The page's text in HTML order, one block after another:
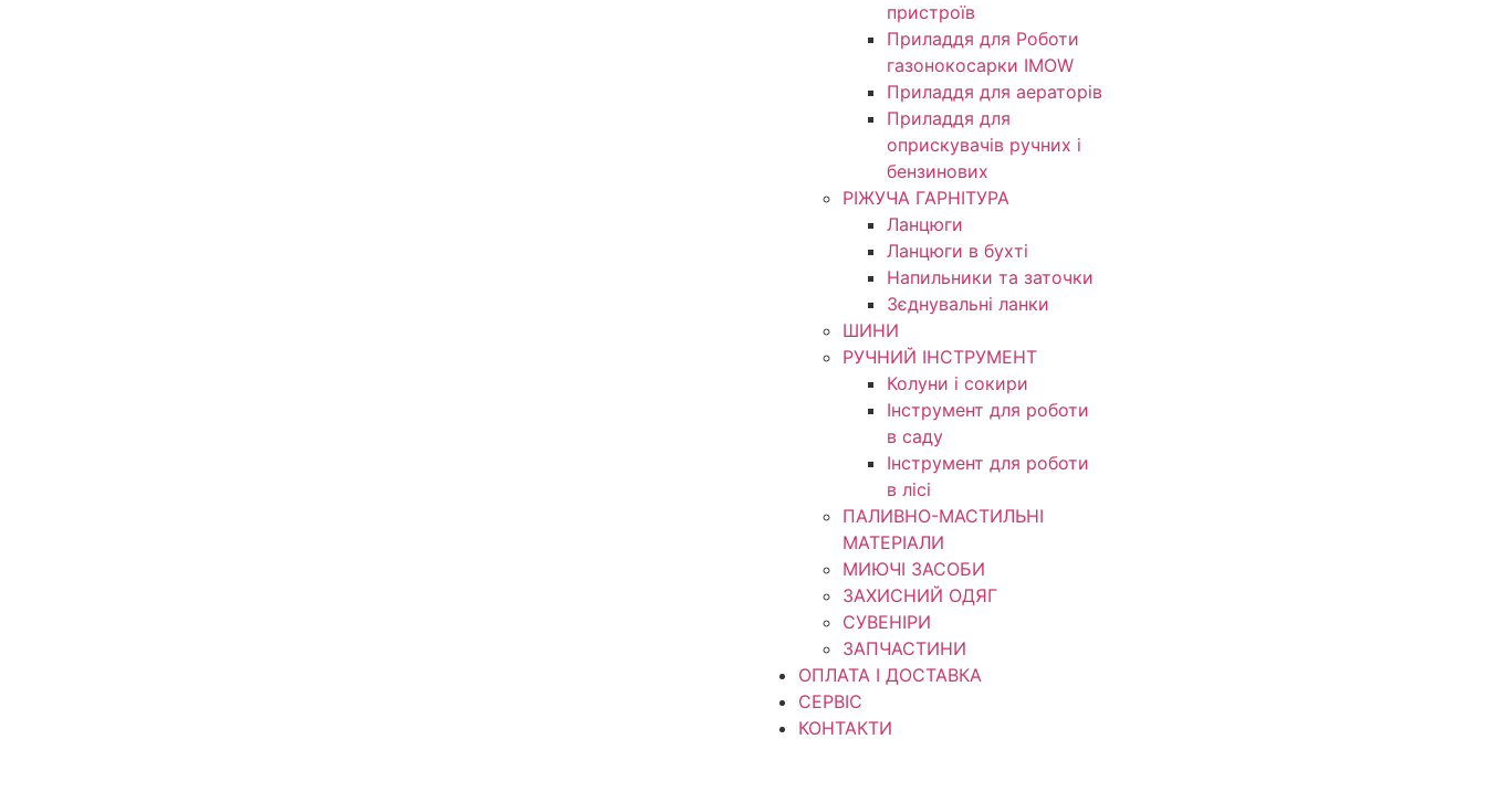
пристроїв
Приладдя для Роботи
газонокосарки IMOW
Приладдя для аераторів
Приладдя для
оприскувачів ручних і
бензинових
РІЖУЧА ГАРНІТУРА
Ланцюги
Ланцюги в бухті
Напильники та заточки
Зєднувальні ланки
ШИНИ
РУЧНИЙ ІНСТРУМЕНТ
Колуни і сокири
Інструмент для роботи
в саду
Інструмент для роботи
в лісі
ПАЛИВНО-МАСТИЛЬНІ
МАТЕРІАЛИ
МИЮЧІ ЗАСОБИ
ЗАХИСНИЙ ОДЯГ
СУВЕНІРИ
ЗАПЧАСТИНИ
ОПЛАТА І ДОСТАВКА
СЕРВІС
КОНТАКТИ